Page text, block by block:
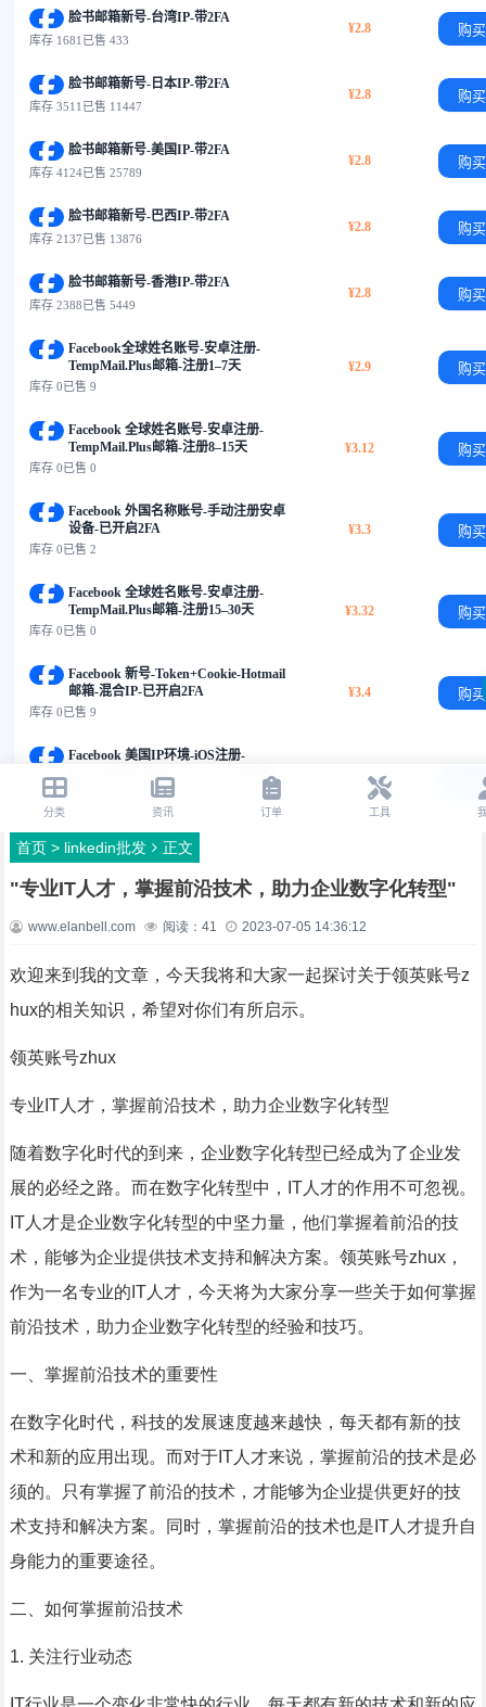
首页> linkedin批发 正文
"专业IT人才，掌握前沿技术，助力企业数字化转型"
www.elanbell.com 阅读： 41 2023-07-05 14:36:12
欢迎来到我的文章，今天我将和大家一起探讨关于领英账号z
hux的相关知识，希望对你们有所启示。
领英账号zhux
专业IT人才，掌握前沿技术，助力企业数字化转型
随着数字化时代的到来，企业数字化转型已经成为了企业发
展的必经之路。而在数字化转型中，IT人才的作用不可忽视。
IT人才是企业数字化转型的中坚力量，他们掌握着前沿的技
术，能够为企业提供技术支持和解决方案。领英账号zhux，
作为一名专业的IT人才，今天将为大家分享一些关于如何掌握
前沿技术，助力企业数字化转型的经验和技巧。
一、掌握前沿技术的重要性
在数字化时代，科技的发展速度越来越快，每天都有新的技
术和新的应用出现。而对于IT人才来说，掌握前沿的技术是必
须的。只有掌握了前沿的技术，才能够为企业提供更好的技
术支持和解决方案。同时，掌握前沿的技术也是IT人才提升自
身能力的重要途径。
二、如何掌握前沿技术
1. 关注行业动态